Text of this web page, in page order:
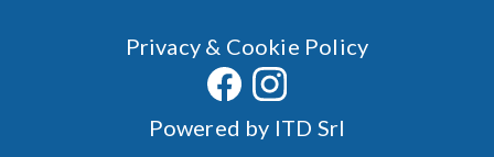
Privacy & Cookie Policy
Powered by ITD Srl